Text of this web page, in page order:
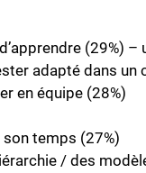
d’apprendre (29%)
adapté dans un
en équipe (28%)
son temps (27%)
/ des